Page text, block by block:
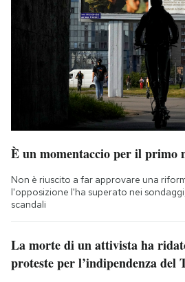
È un momentaccio per il primo
Non è riuscito a far approvare una
l'opposizione l'ha superato nei
scandali
La morte di un attivista ha
proteste per l’indipendenza del